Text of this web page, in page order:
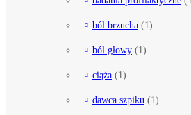
ból brzucha (1)
ból głowy (1)
ciąża (1)
dawca szpiku (1)